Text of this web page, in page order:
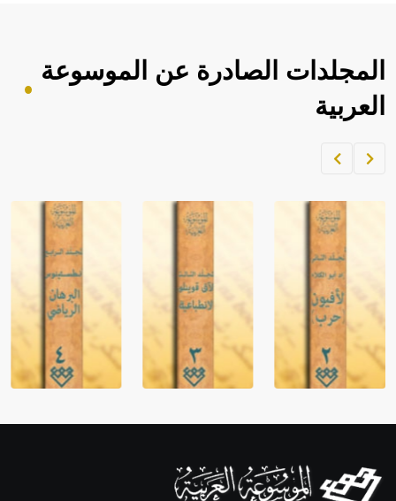
المجلدات الصادرة عن الموسوعة
العربية